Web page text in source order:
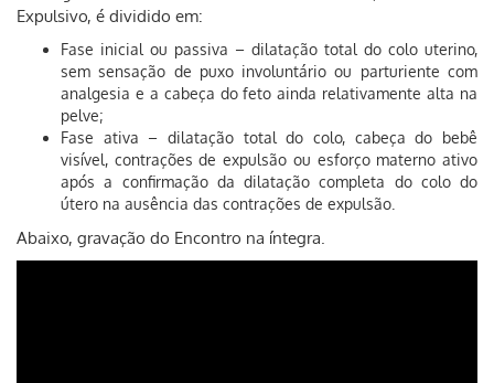
Expulsivo, é dividido em:
Fase inicial ou passiva – dilatação total do colo uterino,
sem sensação de puxo involuntário ou parturiente com
analgesia e a cabeça do feto ainda relativamente alta na
pelve;
Fase ativa – dilatação total do colo, cabeça do bebê
visível, contrações de expulsão ou esforço materno ativo
após a confirmação da dilatação completa do colo do
útero na ausência das contrações de expulsão.
Abaixo, gravação do Encontro na íntegra.